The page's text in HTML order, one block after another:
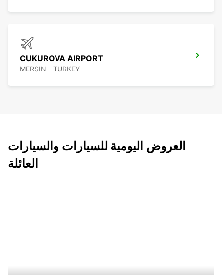
CUKUROVA AIRPORT
MERSIN - TURKEY
العروض اليومية للسيارات والسيارات
العائلة